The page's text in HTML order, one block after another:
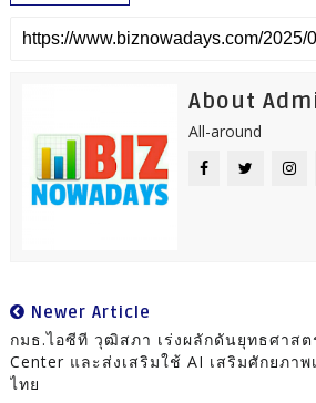
About
All-around
Newer Article
กมธ.ไอซีที วุฒิสภา เร่งผลักดันยุทธศาส
Center และส่งเสริมใช้ AI เสริมศักยภา
ไทย